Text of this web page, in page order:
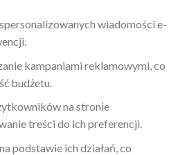
wiadomości e-
kampaniami reklamowymi, co
budżetu.
na stronie
treści do ich preferencji.
podstawie ich działań, co